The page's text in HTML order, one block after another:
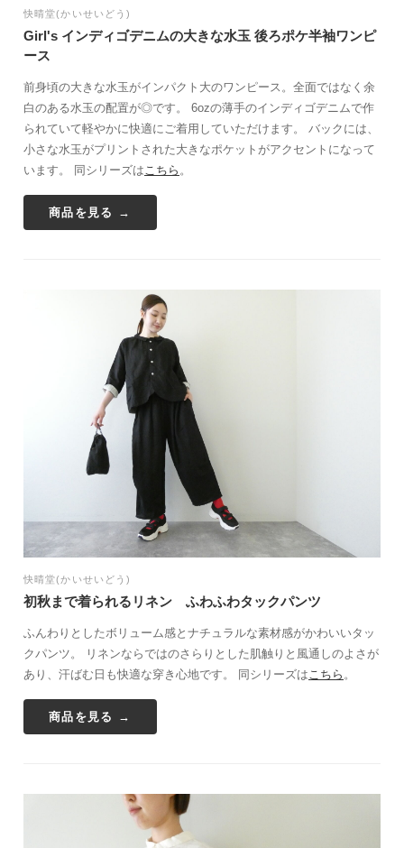
快晴堂(かいせいどう)
Girl's インディゴデニムの大きな水玉 後ろポケ半袖ワンピ
ース
前身頃の大きな水玉がインパクト大のワンピース。全面ではなく余
白のある水玉の配置が◎です。 6ozの薄手のインディゴデニムで作
られていて軽やかに快適にご着用していただけます。 バックには、
小さな水玉がプリントされた大きなポケットがアクセントになって
います。 同シリーズはこちら 。
商品を見る →
快晴堂(かいせいどう)
初秋まで着られるリネン ふわふわタックパンツ
ふんわりとしたボリューム感とナチュラルな素材感がかわいいタッ
クパンツ。 リネンならではのさらりとした肌触りと風通しのよさが
あり、汗ばむ日も快適な穿き心地です。 同シリーズはこちら 。
商品を見る →